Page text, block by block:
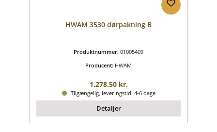
HWAM 3530 dørpakning B
Produktnummer: 01005409
Producent: HWAM
Almindelig pris:
1.278,50 kr.
Tilgængelig, leveringstid: 4-6 dage
Detaljer